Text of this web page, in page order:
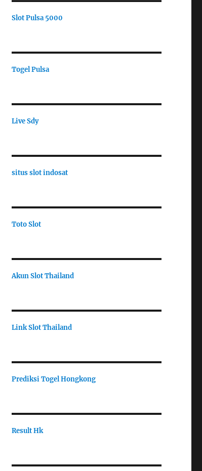
Slot Pulsa 5000
Togel Pulsa
Live Sdy
situs slot indosat
Toto Slot
Akun Slot Thailand
Link Slot Thailand
Prediksi Togel Hongkong
Result Hk